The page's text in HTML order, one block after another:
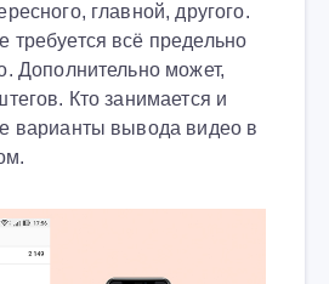
главной, другого.
требуется всё предельно
Дополнительно может,
Кто занимается и
варианты вывода видео в